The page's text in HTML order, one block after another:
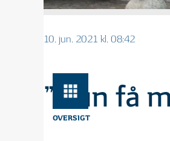
OVERSIGT
10. jun. 2021 kl. 08:42
”Kun få